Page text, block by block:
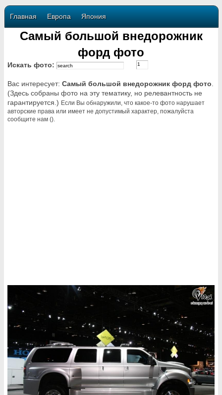
Главная Европа Япония
Самый большой внедорожник
форд фото
Искать фото:
Вас интересует: Самый большой внедорожник форд фото
(Здесь собраны фото на эту тематику, но релевантность не
гарантируется.) Если Вы обнаружили, что какое-то фото нарушает
авторские права или имеет не допустимый характер, пожалуйста
сообщите нам ().